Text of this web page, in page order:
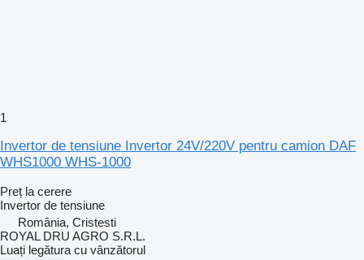
1
Invertor de tensiune Invertor 24V/220V pentru camion DAF
WHS1000 WHS-1000
Preț la cerere
Invertor de tensiune
România, Cristesti
ROYAL DRU AGRO S.R.L.
Luați legătura cu vânzătorul